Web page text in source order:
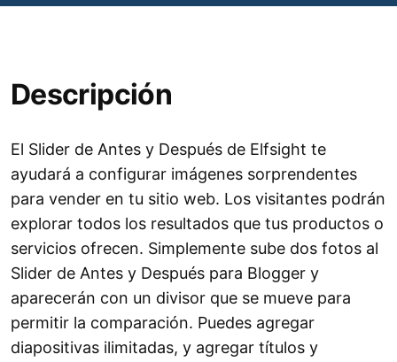
Descripción
El Slider de Antes y Después de Elfsight te
ayudará a configurar imágenes sorprendentes
para vender en tu sitio web. Los visitantes podrán
explorar todos los resultados que tus productos o
servicios ofrecen. Simplemente sube dos fotos al
Slider de Antes y Después para Blogger y
aparecerán con un divisor que se mueve para
permitir la comparación. Puedes agregar
diapositivas ilimitadas, y agregar títulos y